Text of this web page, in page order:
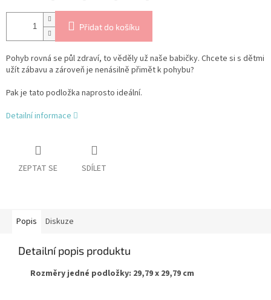
Přidat do košíku
Pohyb rovná se půl zdraví, to věděly už naše babičky. Chcete si s dětmi
užít zábavu a zároveň je nenásilně přimět k pohybu?
Pak je tato podložka naprosto ideální.
Detailní informace
ZEPTAT SE SDÍLET
Popis Diskuze
Detailní popis produktu
Rozměry jedné podložky: 29,79 x 29,79 cm